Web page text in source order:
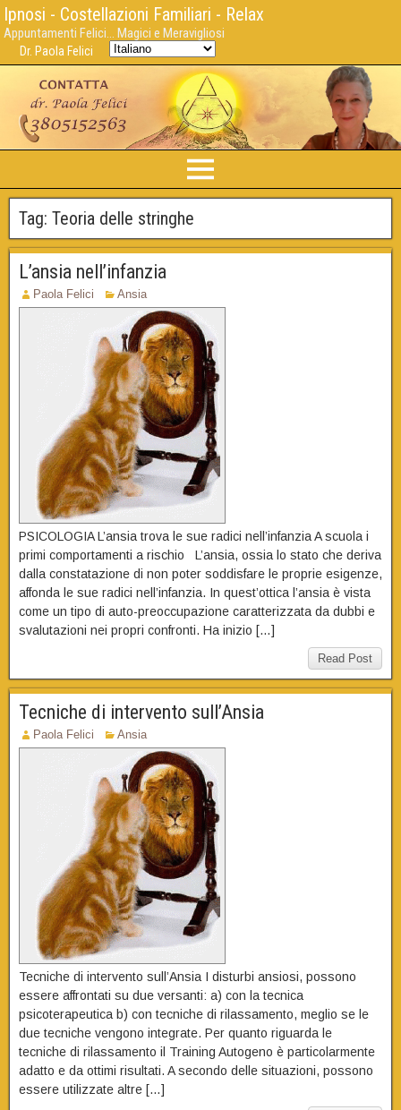
Ipnosi - Costellazioni Familiari - Relax
Appuntamenti Felici... Magici e Meravigliosi
Dr. Paola Felici
Tag: Teoria delle stringhe
L’ansia nell’infanzia
Paola Felici Ansia
PSICOLOGIA L’ansia trova le sue radici nell’infanzia A scuola i
primi comportamenti a rischio L’ansia, ossia lo stato che deriva
dalla constatazione di non poter soddisfare le proprie esigenze,
affonda le sue radici nell’infanzia. In quest’ottica l’ansia è vista
come un tipo di auto-preoccupazione caratterizzata da dubbi e
svalutazioni nei propri confronti. Ha inizio […]
Read Post
Tecniche di intervento sull’Ansia
Paola Felici Ansia
Tecniche di intervento sull’Ansia I disturbi ansiosi, possono
essere affrontati su due versanti: a) con la tecnica
psicoterapeutica b) con tecniche di rilassamento, meglio se le
due tecniche vengono integrate. Per quanto riguarda le
tecniche di rilassamento il Training Autogeno è particolarmente
adatto e da ottimi risultati. A secondo delle situazioni, possono
essere utilizzate altre […]